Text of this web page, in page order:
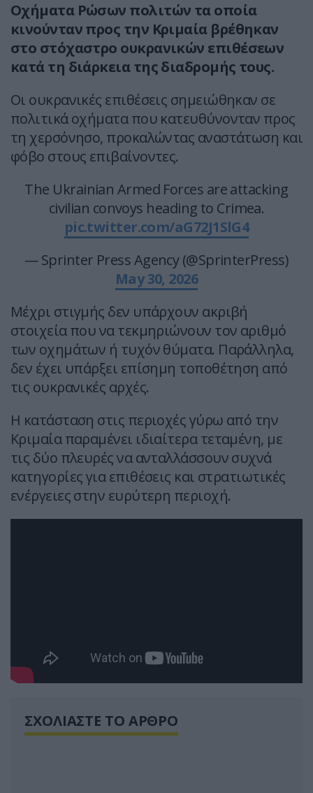
Οχήματα Ρώσων πολιτών τα οποία
κινούνταν προς την Κριμαία βρέθηκαν
στο στόχαστρο ουκρανικών επιθέσεων
κατά τη διάρκεια της διαδρομής τους.
Οι ουκρανικές επιθέσεις σημειώθηκαν σε
πολιτικά οχήματα που κατευθύνονταν προς
τη χερσόνησο, προκαλώντας αναστάτωση και
φόβο στους επιβαίνοντες.
The Ukrainian Armed Forces are attacking
civilian convoys heading to Crimea.
pic.twitter.com/aG72J1SlG4
— Sprinter Press Agency (@SprinterPress)
May 30, 2026
Μέχρι στιγμής δεν υπάρχουν ακριβή
στοιχεία που να τεκμηριώνουν τον αριθμό
των οχημάτων ή τυχόν θύματα. Παράλληλα,
δεν έχει υπάρξει επίσημη τοποθέτηση από
τις ουκρανικές αρχές.
Η κατάσταση στις περιοχές γύρω από την
Κριμαία παραμένει ιδιαίτερα τεταμένη, με
τις δύο πλευρές να ανταλλάσσουν συχνά
κατηγορίες για επιθέσεις και στρατιωτικές
ενέργειες στην ευρύτερη περιοχή.
ΣΧΟΛΙΑΣΤΕ ΤΟ ΑΡΘΡΟ